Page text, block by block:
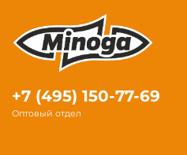
+7 (495) 150-77-69
Оптовый отдел